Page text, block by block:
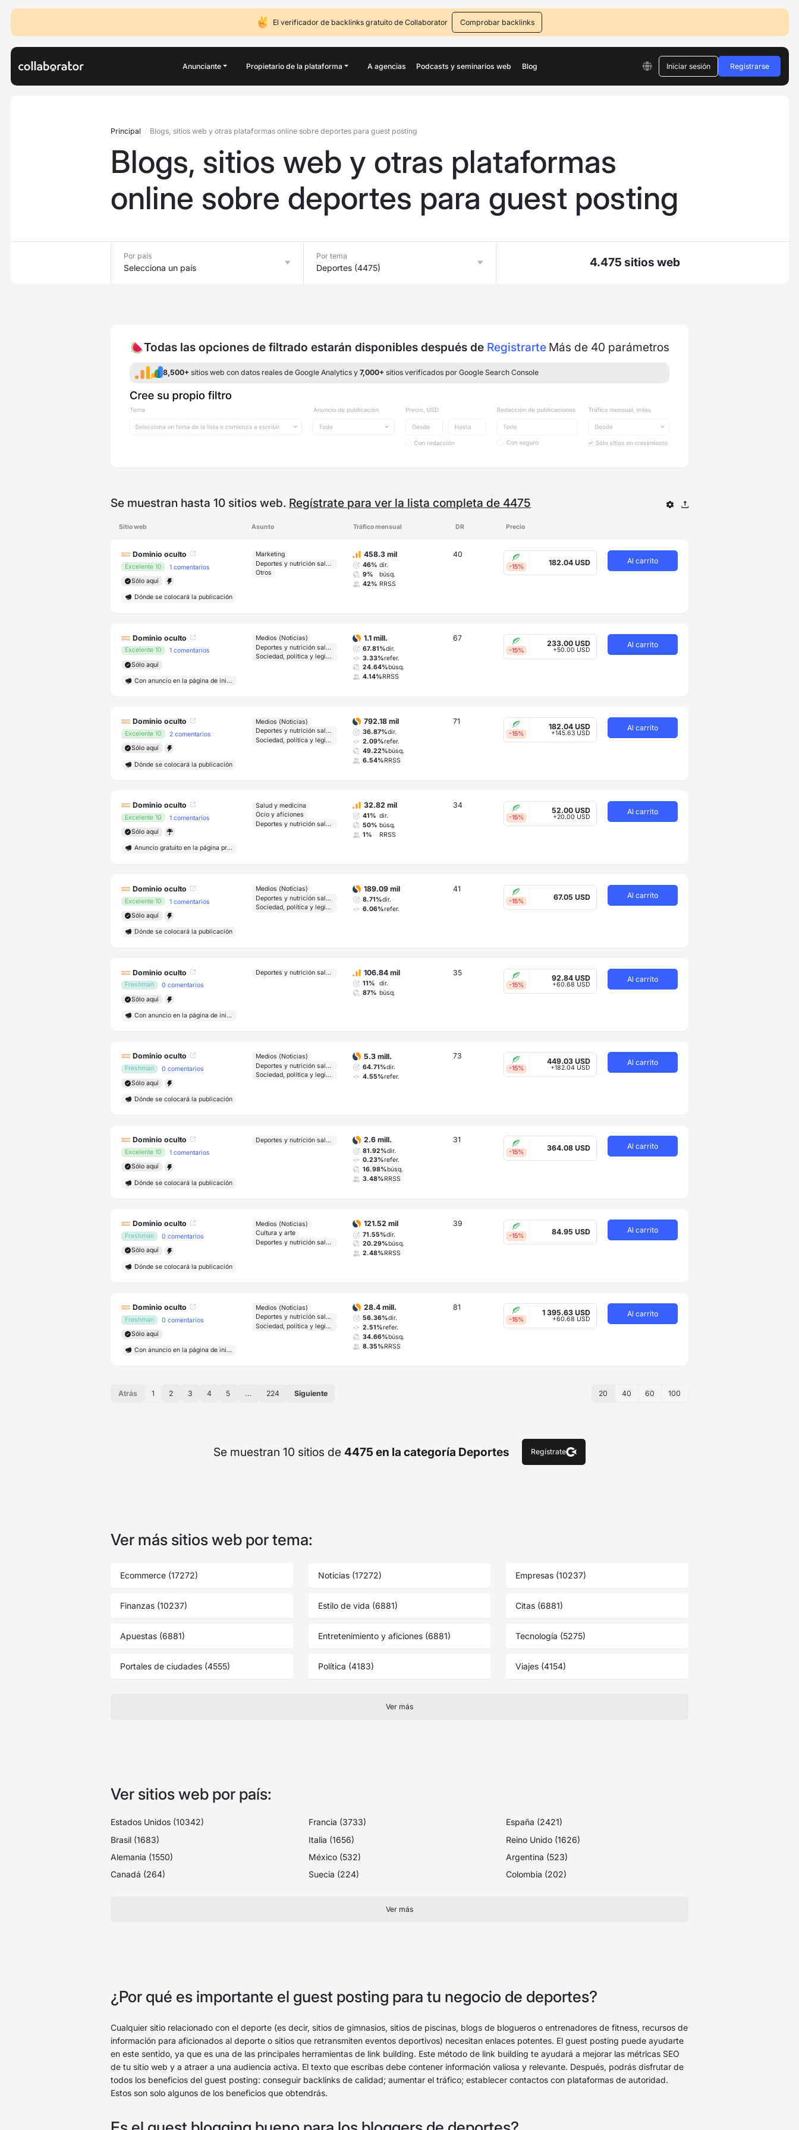
El verificador de backlinks gratuito de Collaborator Comprobar backlinks
Anunciante Propietario de la plataforma A agencias Podcasts y seminarios web Blog Iniciar sesión Registrarse
Principal Blogs, sitios web y otras plataformas online sobre deportes para guest posting
Blogs, sitios web y otras plataformas
online sobre deportes para guest posting
Por país
Selecciona un país
Por tema
Deportes (4475) 4.475 sitios web
🍉Todas las opciones de filtrado estarán disponibles después de Registrarte Más de 40 parámetros
8,500+ sitios web con datos reales de Google Analytics y 7,000+ sitios verificados por Google Search Console
Se muestran hasta 10 sitios web. Regístrate para ver la lista completa de 4475
Sitio web Asunto Tráfico mensual DR Precio
Dominio oculto
Excelente 10
1 comentarios
Sólo aquí
Dónde se colocará la publicación
Marketing
Deportes y nutrición saludable
Otros
458.3 mil
46% dir.
9%
búsq.
42% RRSS
40
-15% 182.04 USD Al carrito
Dominio oculto
Excelente 10
1 comentarios
Sólo aquí
Con anuncio en la página de inicio
Medios (Noticias)
Deportes y nutrición saludable
Sociedad, política y legislación
1.1 mill.
67.81%dir.
3.33%refer.
24.64%búsq.
4.14%RRSS
67
-15%
233.00 USD
+50.00 USD
Al carrito
Dominio oculto
Excelente 10
2 comentarios
Sólo aquí
Dónde se colocará la publicación
Medios (Noticias)
Deportes y nutrición saludable
Sociedad, política y legislación
792.18 mil
36.87%dir.
2.09%refer.
49.22%búsq.
6.54%RRSS
71
-15%
182.04 USD
+145.63 USD
Al carrito
Dominio oculto
Excelente 10
1 comentarios
Sólo aquí
Anuncio gratuito en la página principal
Salud y medicina
Ocio y aficiones
Deportes y nutrición saludable
32.82 mil
41% dir.
50% búsq.
1%
RRSS
34
-15%
52.00 USD
+20.00 USD
Al carrito
Dominio oculto
Excelente 10
1 comentarios
Sólo aquí
Dónde se colocará la publicación
Medios (Noticias)
Deportes y nutrición saludable
Sociedad, política y legislación
189.09 mil
8.71%dir.
6.06%refer.
41
-15% 67.05 USD Al carrito
Dominio oculto
Freshman
0 comentarios
Sólo aquí
Con anuncio en la página de inicio
Deportes y nutrición saludable 106.84 mil
11%
dir.
87% búsq.
35
-15%
92.84 USD
+60.68 USD
Al carrito
Dominio oculto
Freshman
0 comentarios
Sólo aquí
Dónde se colocará la publicación
Medios (Noticias)
Deportes y nutrición saludable
Sociedad, política y legislación
5.3 mill.
64.71%dir.
4.55%refer.
73
-15%
449.03 USD
+182.04 USD
Al carrito
Dominio oculto
Excelente 10
1 comentarios
Sólo aquí
Dónde se colocará la publicación
Deportes y nutrición saludable 2.6 mill.
81.92%dir.
0.23%refer.
16.98%búsq.
3.48%RRSS
31
-15% 364.08 USD Al carrito
Dominio oculto
Freshman
0 comentarios
Sólo aquí
Dónde se colocará la publicación
Medios (Noticias)
Cultura y arte
Deportes y nutrición saludable
121.52 mil
71.55%dir.
20.29%búsq.
2.48%RRSS
39
-15% 84.95 USD Al carrito
Dominio oculto
Freshman
0 comentarios
Sólo aquí
Con anuncio en la página de inicio
Medios (Noticias)
Deportes y nutrición saludable
Sociedad, política y legislación
28.4 mill.
56.36%dir.
2.51%refer.
34.66%búsq.
8.35%RRSS
81
-15%
1 395.63 USD
+60.68 USD
Al carrito
Atrás 1 2 3 4 5 ... 224 Siguiente 20 40 60 100
Se muestran 10 sitios de 4475 en la categoría Deportes Regístrate
Ver más sitios web por tema:
Ecommerce (17272) Noticias (17272) Empresas (10237)
Finanzas (10237) Estilo de vida (6881) Citas (6881)
Apuestas (6881) Entretenimiento y aficiones (6881) Tecnología (5275)
Portales de ciudades (4555) Política (4183) Viajes (4154)
Ver más
Ver sitios web por país:
Estados Unidos (10342) Francia (3733)
España (2421)
Brasil (1683)
Italia (1656)
Reino Unido (1626)
Alemania (1550)
México (532)
Argentina (523)
Canadá (264)
Suecia (224) Colombia (202)
Ver más
¿Por qué es importante el guest posting para tu negocio de deportes?
Cualquier sitio relacionado con el deporte (es decir, sitios de gimnasios, sitios de piscinas, blogs de blogueros o entrenadores de fitness, recursos de
información para aficionados al deporte o sitios que retransmiten eventos deportivos) necesitan enlaces potentes. El guest posting puede ayudarte
en este sentido, ya que es una de las principales herramientas de link building. Este método de link building te ayudará a mejorar las métricas SEO
de tu sitio web y a atraer a una audiencia activa. El texto que escribas debe contener información valiosa y relevante. Después, podrás disfrutar de
todos los beneficios del guest posting: conseguir backlinks de calidad; aumentar el tráfico; establecer contactos con plataformas de autoridad.
Estos son solo algunos de los beneficios que obtendrás.